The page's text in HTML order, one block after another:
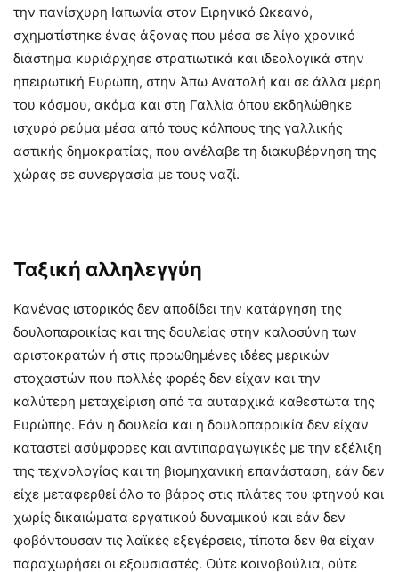
την πανίσχυρη Ιαπωνία στον Ειρηνικό Ωκεανό,
σχηματίστηκε ένας άξονας που μέσα σε λίγο χρονικό
διάστημα κυριάρχησε στρατιωτικά και ιδεολογικά στην
ηπειρωτική Ευρώπη, στην Άπω Ανατολή και σε άλλα μέρη
του κόσμου, ακόμα και στη Γαλλία όπου εκδηλώθηκε
ισχυρό ρεύμα μέσα από τους κόλπους της γαλλικής
αστικής δημοκρατίας, που ανέλαβε τη διακυβέρνηση της
χώρας σε συνεργασία με τους ναζί.
Ταξική αλληλεγγύη
Κανένας ιστορικός δεν αποδίδει την κατάργηση της
δουλοπαροικίας και της δουλείας στην καλοσύνη των
αριστοκρατών ή στις προωθημένες ιδέες μερικών
στοχαστών που πολλές φορές δεν είχαν και την
καλύτερη μεταχείριση από τα αυταρχικά καθεστώτα της
Ευρώπης. Εάν η δουλεία και η δουλοπαροικία δεν είχαν
καταστεί ασύμφορες και αντιπαραγωγικές με την εξέλιξη
της τεχνολογίας και τη βιομηχανική επανάσταση, εάν δεν
είχε μεταφερθεί όλο το βάρος στις πλάτες του φτηνού και
χωρίς δικαιώματα εργατικού δυναμικού και εάν δεν
φοβόντουσαν τις λαϊκές εξεγέρσεις, τίποτα δεν θα είχαν
παραχωρήσει οι εξουσιαστές. Ούτε κοινοβούλια, ούτε